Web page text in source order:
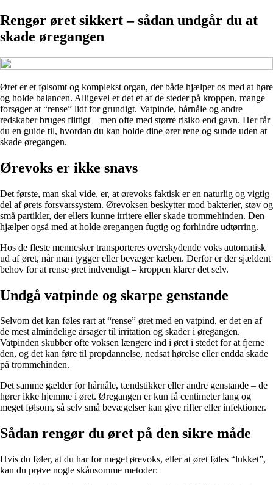
Rengør øret sikkert – sådan undgår du at
skade øregangen
Øret er et følsomt og komplekst organ, der både hjælper os med at høre
og holde balancen. Alligevel er det et af de steder på kroppen, mange
forsøger at “rense” lidt for grundigt. Vatpinde, hårnåle og andre
redskaber bruges flittigt – men ofte med større risiko end gavn. Her får
du en guide til, hvordan du kan holde dine ører rene og sunde uden at
skade øregangen.
Ørevoks er ikke snavs
Det første, man skal vide, er, at ørevoks faktisk er en naturlig og vigtig
del af ørets forsvarssystem. Ørevoksen beskytter mod bakterier, støv og
små partikler, der ellers kunne irritere eller skade trommehinden. Den
hjælper også med at holde øregangen fugtig og forhindre udtørring.
Hos de fleste mennesker transporteres overskydende voks automatisk
ud af øret, når man tygger eller bevæger kæben. Derfor er der sjældent
behov for at rense øret indvendigt – kroppen klarer det selv.
Undgå vatpinde og skarpe genstande
Selvom det kan føles rart at “rense” øret med en vatpind, er det en af
de mest almindelige årsager til irritation og skader i øregangen.
Vatpinden skubber ofte voksen længere ind i øret i stedet for at fjerne
den, og det kan føre til propdannelse, nedsat hørelse eller endda skade
på trommehinden.
Det samme gælder for hårnåle, tændstikker eller andre genstande – de
hører ikke hjemme i øret. Øregangen er kun få centimeter lang og
meget følsom, så selv små bevægelser kan give rifter eller infektioner.
Sådan rengør du øret på den sikre måde
Hvis du føler, at du har for meget ørevoks, eller at øret føles “lukket”,
kan du prøve nogle skånsomme metoder: